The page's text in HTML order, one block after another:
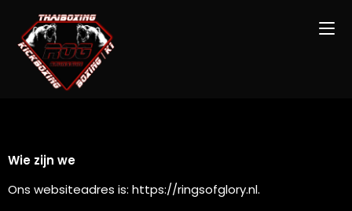
Wie zijn we
Ons websiteadres is: https://ringsofglory.nl.